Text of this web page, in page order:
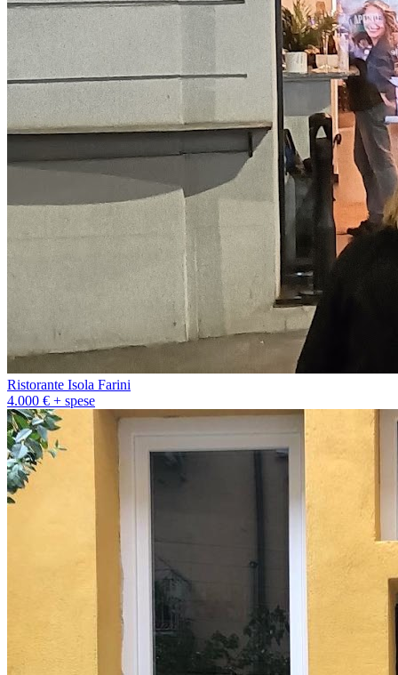
Ristorante Isola Farini
4.000 € + spese